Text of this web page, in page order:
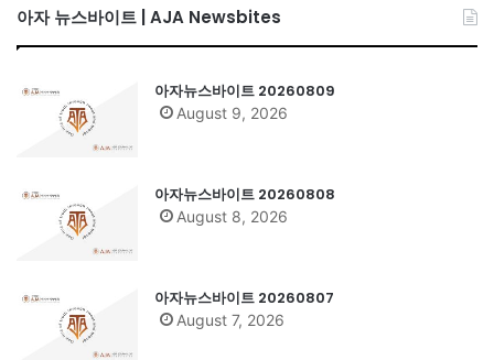
아자 뉴스바이트 | AJA Newsbites
아자뉴스바이트 20260809
August 9, 2026
아자뉴스바이트 20260808
August 8, 2026
아자뉴스바이트 20260807
August 7, 2026